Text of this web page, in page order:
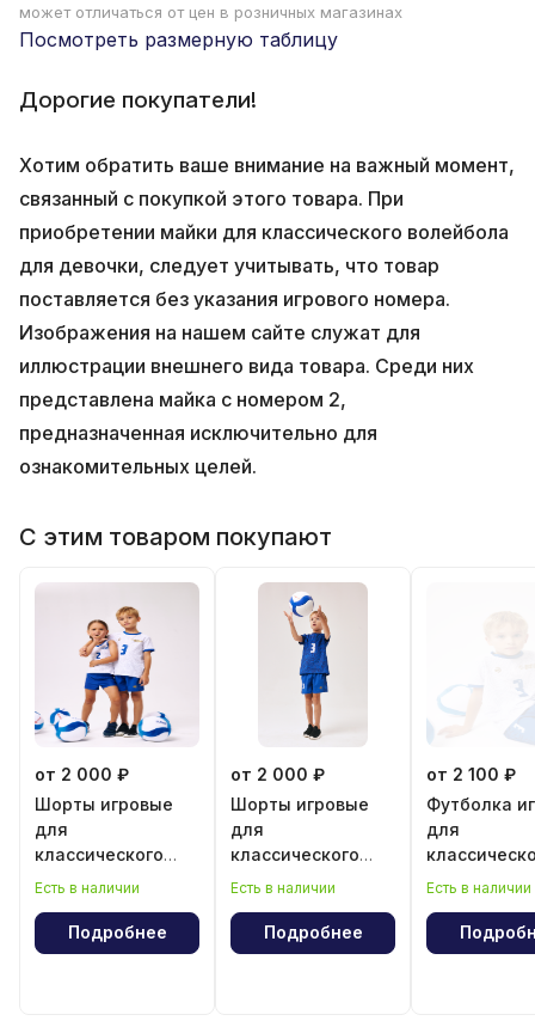
может отличаться от цен в розничных магазинах
Посмотреть размерную таблицу
Дорогие покупатели!
Хотим обратить ваше внимание на важный момент,
связанный с покупкой этого товара. При
приобретении майки для классического волейбола
для девочки, следует учитывать, что товар
поставляется без указания игрового номера.
Изображения на нашем сайте служат для
иллюстрации внешнего вида товара. Среди них
представлена майка с номером 2,
предназначенная исключительно для
ознакомительных целей.
С этим товаром покупают
от 2 000 ₽
Шорты игровые
для
классического
волейбола для
Есть в наличии
Подробнее
от 2 000 ₽
Шорты игровые
для
классического
волейбола для
Есть в наличии
Подробнее
от 2 100 ₽
Футболка
для
волейбола
Есть в наличии